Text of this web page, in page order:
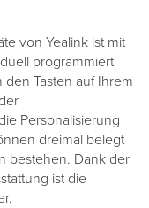
von Yealink ist mit
programmiert
Tasten auf Ihrem
Personalisierung
dreimal belegt
bestehen. Dank der
ist die